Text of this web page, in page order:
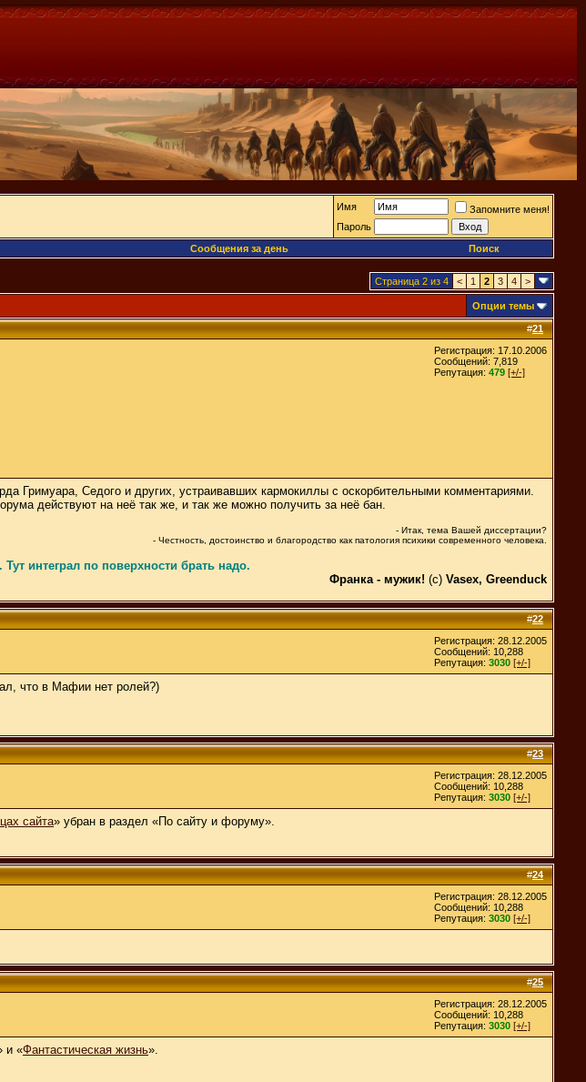
Имя
Запомните меня!
Пароль
Сообщения за день Поиск
Страница 2 из 4 < 1 2 3 4 >
Опции темы
#21
Регистрация: 17.10.2006
Сообщений: 7,819
Репутация: 479 [+/-]
Гримуара, Седого и других, устраивавших кармокиллы с оскорбительными комментариями.
действуют на неё так же, и так же можно получить за неё бан.
- Итaк, темa Вaшей диссертaции?
- Честность, достоинство и блaгородство кaк пaтология психики современного человекa.
интеграл по поверхности брать надо.
Франка - мужик! (c) Vasex, Greenduck
#22
Регистрация: 28.12.2005
Сообщений: 10,288
Репутация: 3030 [+/-]
что в Мафии нет ролей?)
#23
Регистрация: 28.12.2005
Сообщений: 10,288
Репутация: 3030 [+/-]
сайта» убран в раздел «По сайту и форуму».
#24
Регистрация: 28.12.2005
Сообщений: 10,288
Репутация: 3030 [+/-]
#25
Регистрация: 28.12.2005
Сообщений: 10,288
Репутация: 3030 [+/-]
и «Фантастическая жизнь».